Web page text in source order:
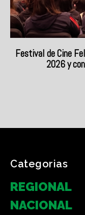
Categorias
REGIONAL
NACIONAL